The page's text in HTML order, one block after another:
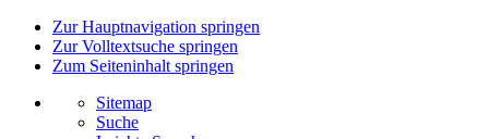
Zur Hauptnavigation springen
Zur Volltextsuche springen
Zum Seiteninhalt springen
Sitemap
Suche